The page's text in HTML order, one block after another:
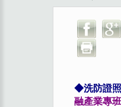
◆洗防證
融產業專班